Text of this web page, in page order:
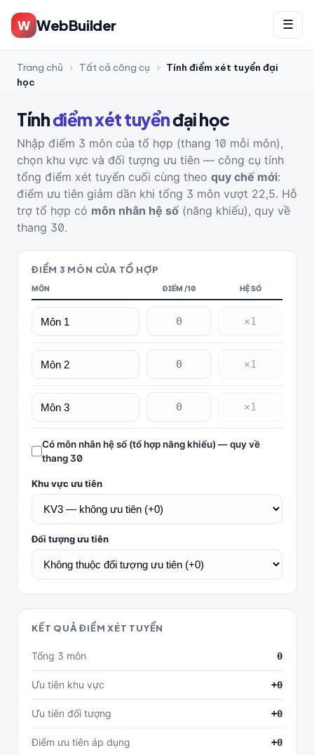
W WebBuilder ☰
Trang chủ › Tất cả công cụ › Tính điểm xét tuyển đại
học
Tínhđiểm xét tuyểnđại học
Nhập điểm 3 môn của tổ hợp (thang 10 mỗi môn),
chọn khu vực và đối tượng ưu tiên — công cụ tính
tổng điểm xét tuyển cuối cùng theo quy chế mới:
điểm ưu tiên giảm dần khi tổng 3 môn vượt 22,5. Hỗ
trợ tổ hợp có môn nhân hệ số (năng khiếu), quy về
thang 30.
ĐIỂM 3 MÔN CỦA TỔ HỢP
MÔN ĐIỂM /10 HỆ SỐ
Có môn nhân hệ số (tổ hợp năng khiếu) — quy về
thang 30
Khu vực ưu tiên
Đối tượng ưu tiên
KẾT QUẢ ĐIỂM XÉT TUYỂN
Tổng 3 môn 0
Ưu tiên khu vực +0
Ưu tiên đối tượng +0
Điểm ưu tiên áp dụng +0